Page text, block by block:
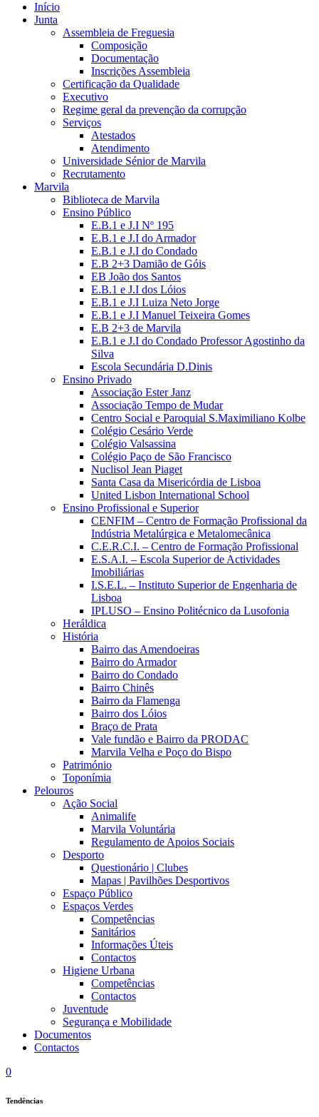
Início
Junta
Assembleia de Freguesia
Composição
Documentação
Inscrições Assembleia
Certificação da Qualidade
Executivo
Regime geral da prevenção da corrupção
Serviços
Atestados
Atendimento
Universidade Sénior de Marvila
Recrutamento
Marvila
Biblioteca de Marvila
Ensino Público
E.B.1 e J.I Nº 195
E.B.1 e J.I do Armador
E.B.1 e J.I do Condado
E.B 2+3 Damião de Góis
EB João dos Santos
E.B.1 e J.I dos Lóios
E.B.1 e J.I Luiza Neto Jorge
E.B.1 e J.I Manuel Teixeira Gomes
E.B 2+3 de Marvila
E.B.1 e J.I do Condado Professor Agostinho da
Silva
Escola Secundária D.Dinis
Ensino Privado
Associação Ester Janz
Associação Tempo de Mudar
Centro Social e Paroquial S.Maximiliano Kolbe
Colégio Cesário Verde
Colégio Valsassina
Colégio Paço de São Francisco
Nuclisol Jean Piaget
Santa Casa da Misericórdia de Lisboa
United Lisbon International School
Ensino Profissional e Superior
CENFIM – Centro de Formação Profissional da
Indústria Metalúrgica e Metalomecânica
C.E.R.C.I. – Centro de Formação Profissional
E.S.A.I. – Escola Superior de Actividades
Imobiliárias
I.S.E.L. – Instituto Superior de Engenharia de
Lisboa
IPLUSO – Ensino Politécnico da Lusofonia
Heráldica
História
Bairro das Amendoeiras
Bairro do Armador
Bairro do Condado
Bairro Chinês
Bairro da Flamenga
Bairro dos Lóios
Braço de Prata
Vale fundão e Bairro da PRODAC
Marvila Velha e Poço do Bispo
Património
Toponímia
Pelouros
Ação Social
Animalife
Marvila Voluntária
Regulamento de Apoios Sociais
Desporto
Questionário | Clubes
Mapas | Pavilhões Desportivos
Espaço Público
Espaços Verdes
Competências
Sanitários
Informações Úteis
Contactos
Higiene Urbana
Competências
Contactos
Juventude
Segurança e Mobilidade
Documentos
Contactos
0
Tendências